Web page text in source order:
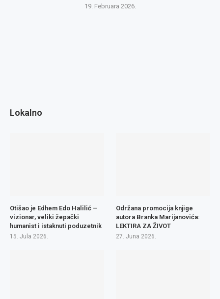
19. Februara 2026.
Lokalno
Otišao je Edhem Edo Halilić –
vizionar, veliki žepački
humanist i istaknuti poduzetnik
15. Jula 2026.
Održana promocija knjige
autora Branka Marijanovića:
LEKTIRA ZA ŽIVOT
27. Juna 2026.